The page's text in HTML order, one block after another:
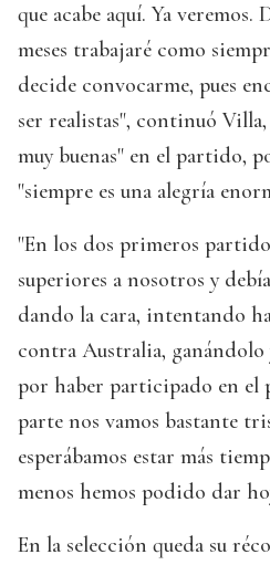
que acabe aquí. Ya veremos.
meses trabajaré como
decide convocarme, pues
ser realistas", continuó Villa,
muy buenas" en el partido,
"siempre es una alegría
"En los dos primeros
superiores a nosotros y
dando la cara, intentando
contra Australia,
por haber participado en el
parte nos vamos bastante
esperábamos estar más
menos hemos podido dar
En la selección queda su